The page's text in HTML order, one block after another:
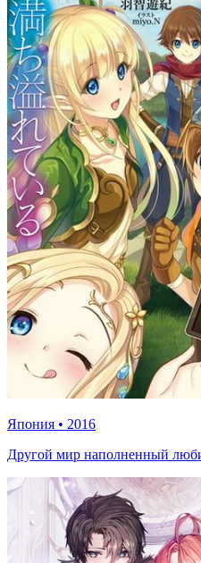
Япония • 2016
Другой мир наполненный